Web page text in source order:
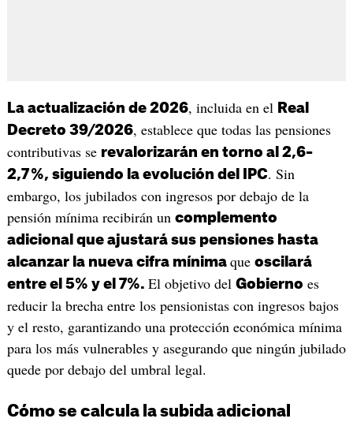
La actualización de 2026, incluida en el Real
Decreto 39/2026, establece que todas las pensiones
contributivas se revalorizarán en torno al 2,6–
2,7 %, siguiendo la evolución del IPC. Sin
embargo, los jubilados con ingresos por debajo de la
pensión mínima recibirán un complemento
adicional que ajustará sus pensiones hasta
alcanzar la nueva cifra mínima que oscilará
entre el 5% y el 7%. El objetivo del Gobierno es
reducir la brecha entre los pensionistas con ingresos bajos
y el resto, garantizando una protección económica mínima
para los más vulnerables y asegurando que ningún jubilado
quede por debajo del umbral legal.
Cómo se calcula la subida adicional